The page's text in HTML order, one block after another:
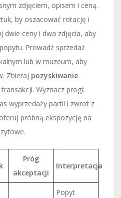
zdjęciem, opisem i ceną.
by oszacować rotację i
dwie ceny i dwa zdjęcia, aby
Prowadź sprzedaż
lub w muzeum, aby
Zbieraj pozyskiwanie
Wyznacz progi:
wyprzedaży partii i zwrot z
próbną ekspozycję na
Próg
akceptacji
Interpretacja
Popyt